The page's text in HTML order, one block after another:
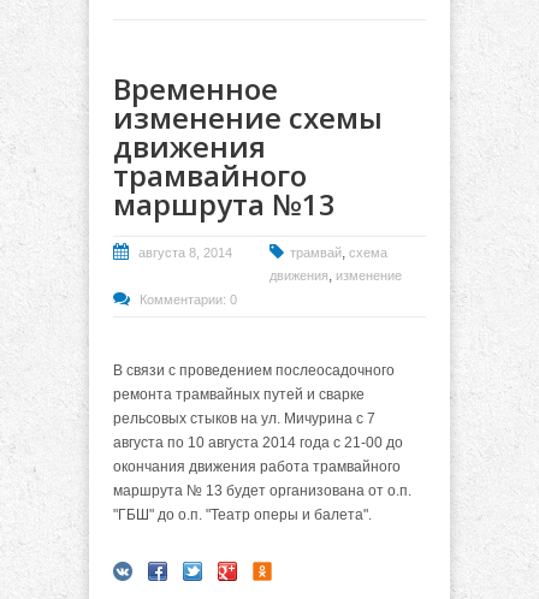
Временное
изменение схемы
движения
трамвайного
маршрута №13
августа 8, 2014 трамвай, схема
движения, изменение
Комментарии: 0
В связи с проведением послеосадочного
ремонта трамвайных путей и сварке
рельсовых стыков на ул. Мичурина с 7
августа по 10 августа 2014 года с 21-00 до
окончания движения работа трамвайного
маршрута № 13 будет организована от о.п.
"ГБШ" до о.п. "Театр оперы и балета".